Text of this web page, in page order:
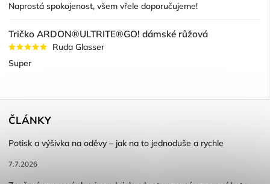
Naprostá spokojenost, všem vřele doporučujeme!
Tričko ARDON®ULTRITE®GO! dámské růžová
Ruda Glasser
Super
ČLÁNKY
Potisk a výšivka na oděvy – jak na to jednoduše a rychle
7.7.2026